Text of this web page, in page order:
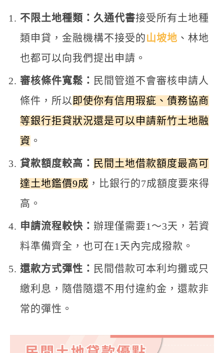
不限土地種類：久通代書接受所有土地種
類申貸，金融機構不接受的山坡地 、林地
也都可以向我們提出申請。
審核條件寬鬆： 民間管道不會審核申請人
條件，所以即使你有信用瑕疵、債務協商
等銀行拒貸狀況還是可以申請新竹土地融
資 。
貸款額度較高： 民間土地借款額度最高可
達土地鑑價9成 ，比銀行的7成額度要來得
高。
申請流程較快： 辦理僅需要1～3天，若資
料準備齊全，也可在1天內完成撥款。
還款方式彈性： 民間借款可本利均攤或只
繳利息，隨借隨還不用付違約金，還款非
常的彈性。